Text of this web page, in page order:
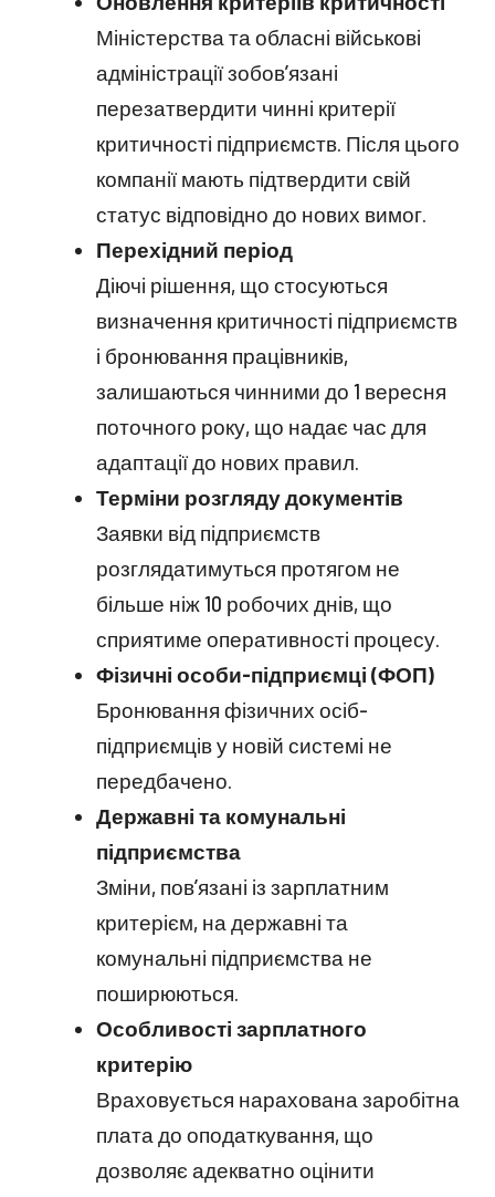
Міністерства та обласні військові
адміністрації зобов’язані
перезатвердити чинні критерії
критичності підприємств. Після цього
компанії мають підтвердити свій
статус відповідно до нових вимог.
Перехідний період
Діючі рішення, що стосуються
визначення критичності підприємств
і бронювання працівників,
залишаються чинними до 1 вересня
поточного року, що надає час для
адаптації до нових правил.
Терміни розгляду документів
Заявки від підприємств
розглядатимуться протягом не
більше ніж 10 робочих днів, що
сприятиме оперативності процесу.
Фізичні особи-підприємці (ФОП)
Бронювання фізичних осіб-
підприємців у новій системі не
передбачено.
Державні та комунальні
підприємства
Зміни, пов’язані із зарплатним
критерієм, на державні та
комунальні підприємства не
поширюються.
Особливості зарплатного
критерію
Враховується нарахована заробітна
плата до оподаткування, що
дозволяє адекватно оцінити